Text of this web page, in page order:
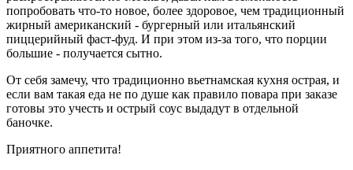
попробовать что-то новое, более здоровое, чем традиционный
жирный американский - бургерный или итальянский
пиццерийный фаст-фуд. И при этом из-за того, что порции
большие - получается сытно.
От себя замечу, что традиционно вьетнамская кухня острая, и
если вам такая еда не по душе как правило повара при заказе
готовы это учесть и острый соус выдадут в отдельной
баночке.
Приятного аппетита!